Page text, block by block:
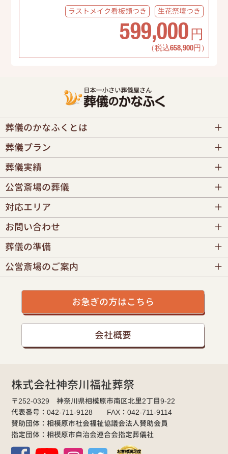
ラストメイク看板類つき 生花祭壇つき
599,000 円
（税込658,900円）
葬儀のかなふくとは
葬儀プラン
葬儀実績
公営斎場の葬儀
対応エリア
お問い合わせ
葬儀の準備
公営斎場のご案内
お急ぎの方はこちら
会社概要
株式会社神奈川福祉葬祭
〒252-0329 神奈川県相模原市南区北里2丁目9-22
代表番号：042-711-9128 FAX：042-711-9114
賛助団体：相模原市社会福祉協議会法人賛助会員
指定団体：相模原市自治会連合会指定葬儀社